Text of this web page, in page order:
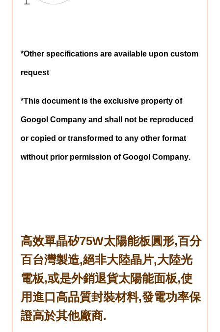
*Other specifications are available upon custom
request
*This document is the exclusive property of
Googol Company and shall not be reproduced
or copied or transformed to any other format
without prior permission ofGoogol Company.
高效單晶矽75W太陽能板圓形,百分
百台灣製造,絕非大陸晶片,大陸光
電板,或是外銷退貨太陽能面板,使
用進口高品質封裝材料,發電功率保
證高於其他廠商.